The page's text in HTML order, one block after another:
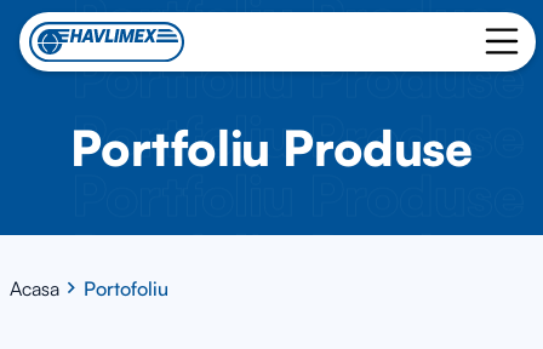
Portfoliu Produse
Portfoliu Produse
Portfoliu Produse
Portfoliu Produse
Portfoliu Produse
Portfoliu Produse
Acasa Portofoliu